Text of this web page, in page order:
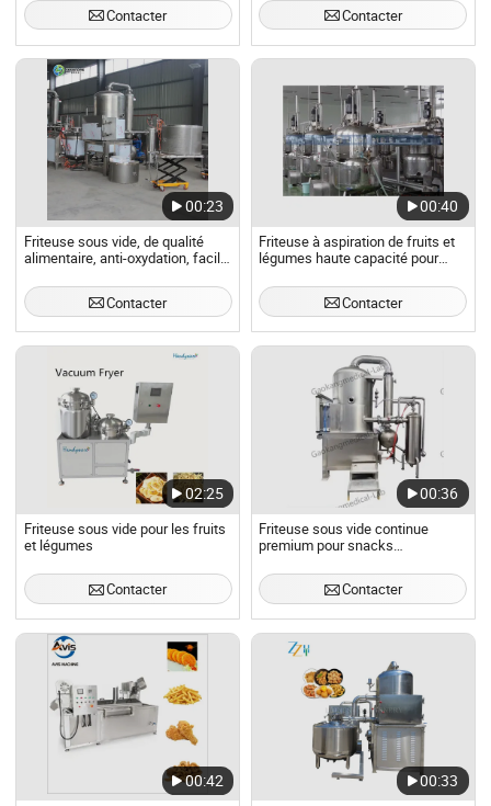
Contacter
Contacter
00:23
Friteuse sous vide, de qualité
alimentaire, anti-oxydation, facile
Contacter
00:40
Friteuse à aspiration de fruits et
légumes haute capacité pour
Contacter
02:25
Friteuse sous vide pour les fruits
et légumes
Contacter
00:36
Friteuse sous vide continue
premium pour snacks
Contacter
00:42 00:33